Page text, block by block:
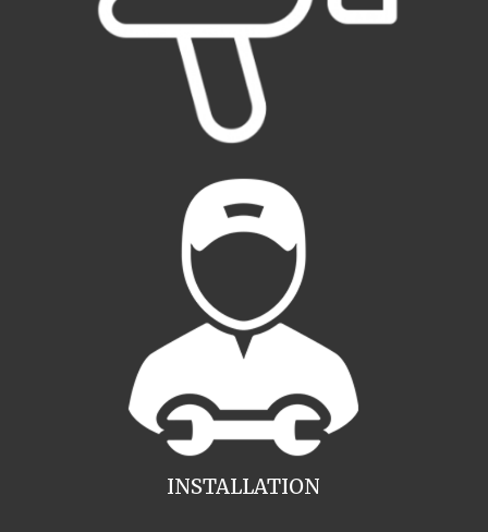
INSTALLATION